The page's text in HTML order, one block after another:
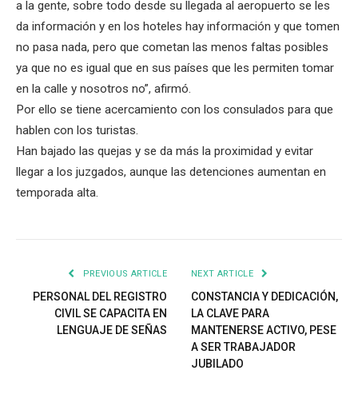
a la gente, sobre todo desde su llegada al aeropuerto se les
da información y en los hoteles hay información y que tomen
no pasa nada, pero que cometan las menos faltas posibles
ya que no es igual que en sus países que les permiten tomar
en la calle y nosotros no”, afirmó.
Por ello se tiene acercamiento con los consulados para que
hablen con los turistas.
Han bajado las quejas y se da más la proximidad y evitar
llegar a los juzgados, aunque las detenciones aumentan en
temporada alta.
PREVIOUS ARTICLE
PERSONAL DEL REGISTRO
CIVIL SE CAPACITA EN
LENGUAJE DE SEÑAS
NEXT ARTICLE
CONSTANCIA Y DEDICACIÓN,
LA CLAVE PARA
MANTENERSE ACTIVO, PESE
A SER TRABAJADOR
JUBILADO